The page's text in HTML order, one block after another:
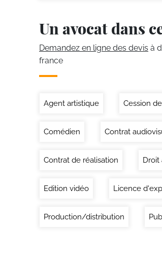
Un avocat dans
Demandez en ligne des devis à
france
Agent artistique Cession
Comédien Contrat
Contrat de réalisation Droit
Edition vidéo Licence
Production/distribution